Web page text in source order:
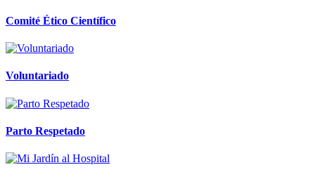
Comité Ético Científico
Voluntariado
Parto Respetado